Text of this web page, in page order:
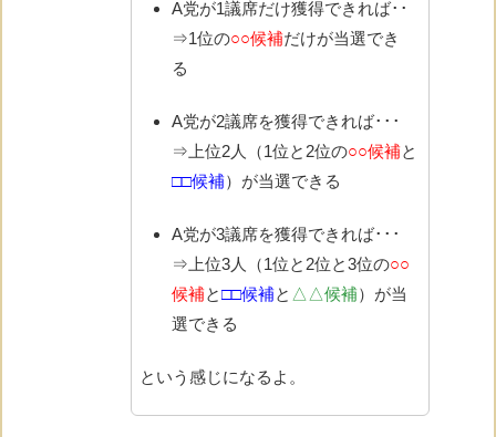
A党が1議席だけ獲得できれば･･
⇒1位の○○候補だけが当選でき
る
A党が2議席を獲得できれば･･･
⇒上位2人（1位と2位の○○候補と
□□候補）が当選できる
A党が3議席を獲得できれば･･･
⇒上位3人（1位と2位と3位の○○
候補と□□候補と △△候補）が当
選できる
という感じになるよ。